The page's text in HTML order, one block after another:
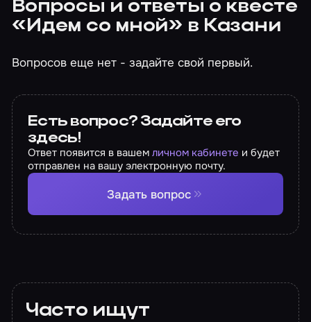
Вопросы и ответы о квесте
«Идем со мной» в Казани
Вопросов еще нет - задайте свой первый.
Есть вопрос? Задайте его
здесь!
Ответ появится в вашемличном кабинете и будет
отправлен на вашу электронную почту.
Задать вопрос
Часто ищут